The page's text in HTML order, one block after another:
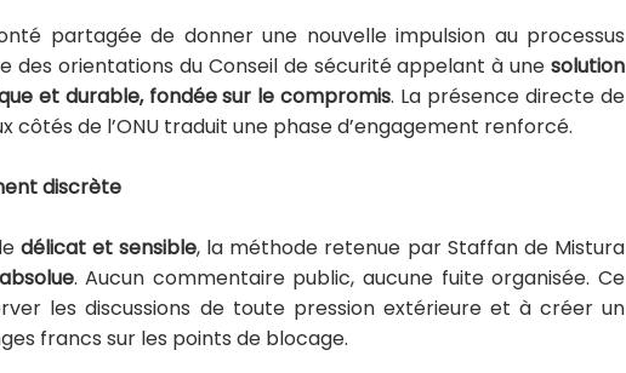
partagée de donner une nouvelle impulsion au processus
des orientations du Conseil de sécurité appelant à une solution
et durable, fondée sur le compromis. La présence directe de
côtés de l’ONU traduit une phase d’engagement renforcé.
discrète
délicat et sensible, la méthode retenue par Staffan de Mistura
. Aucun commentaire public, aucune fuite organisée. Ce
les discussions de toute pression extérieure et à créer un
francs sur les points de blocage.